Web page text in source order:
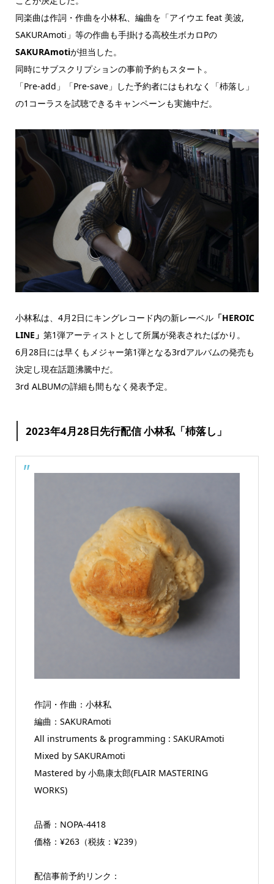
同楽曲は作詞・作曲を小林私、編曲を「アイウエ feat 美波,
SAKURAmoti」等の作曲も手掛ける高校生ボカロPの
SAKURAmotiが担当した。
同時にサブスクリプションの事前予約もスタート。
「Pre-add」「Pre-save」した予約者にはもれなく「杮落し」
の1コーラスを試聴できるキャンペーンも実施中だ。
小林私は、4月2日にキングレコード内の新レーベル「HEROIC
LINE」 第1弾アーティストとして所属が発表されたばかり。
6月28日には早くもメジャー第1弾となる3rdアルバムの発売も
決定し現在話題沸騰中だ。
3rd ALBUMの詳細も間もなく発表予定。
2023年4月28日先行配信 小林私「杮落し」
作詞・作曲：小林私
編曲：SAKURAmoti
All instruments & programming : SAKURAmoti
Mixed by SAKURAmoti
Mastered by 小島康太郎(FLAIR MASTERING
WORKS)
品番：NOPA-4418
価格：¥263（税抜：¥239）
配信事前予約リンク：